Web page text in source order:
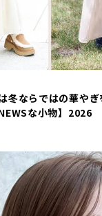
冬ならではの華や
な小物】2026